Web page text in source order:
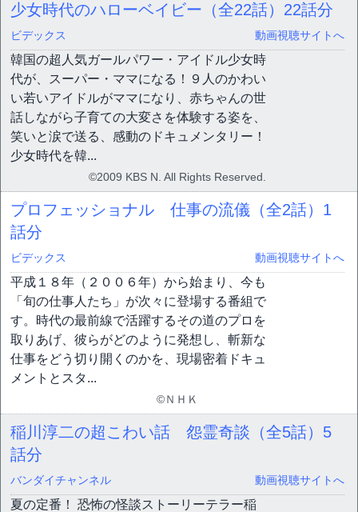
少女時代のハローベイビー（全22話） 22話分
ビデックス 動画視聴サイトへ
韓国の超人気ガールパワー・アイドル少女時
代が、スーパー・ママになる！９人のかわい
い若いアイドルがママになり、赤ちゃんの世
話しながら子育ての大変さを体験する姿を、
笑いと涙で送る、感動のドキュメンタリー！
少女時代を韓...
©2009 KBS N. All Rights Reserved.
プロフェッショナル 仕事の流儀（全2話） 1
話分
ビデックス 動画視聴サイトへ
平成１８年（２００６年）から始まり、今も
「旬の仕事人たち」が次々に登場する番組で
す。時代の最前線で活躍するその道のプロを
取りあげ、彼らがどのように発想し、斬新な
仕事をどう切り開くのかを、現場密着ドキュ
メントとスタ...
©ＮＨＫ
稲川淳二の超こわい話 怨霊奇談（全5話） 5
話分
バンダイチャンネル 動画視聴サイトへ
夏の定番！ 恐怖の怪談ストーリーテラー稲